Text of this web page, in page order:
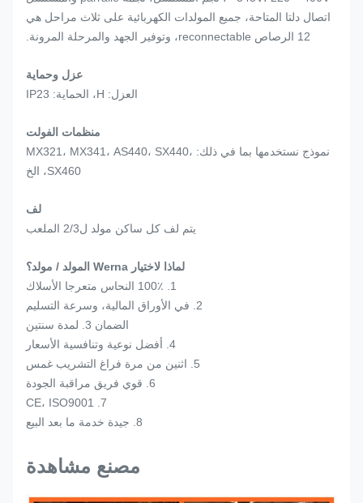
اتصال دلتا المتاحة، جميع المولدات الكهربائية على ثلاث مراحل هي
12 الرصاص reconnectable، وتوفير الجهد والمرحلة المرونة.
عزل وحماية
العزل: H، الحماية: IP23
منظمات الفولت
نموذج نستخدمها بما في ذلك: MX321، MX341، AS440، SX440،
SX460، الخ
لف
يتم لف كل ساكن مولد ل2/3 الملعب
لماذا لاختيار Werna المولد / مولد؟
1. 100٪ النحاس متعرجا الأسلاك
2. في الأوراق المالية، وسرعة التسليم
الضمان 3. لمدة سنتين
4. أفضل نوعية وتنافسية الأسعار
5. اثنين من مرة فراغ التشريب غمس
6. قوي فريق مراقبة الجودة
7. CE، ISO9001
8. جيدة خدمة ما بعد البيع
مصنع مشاهدة